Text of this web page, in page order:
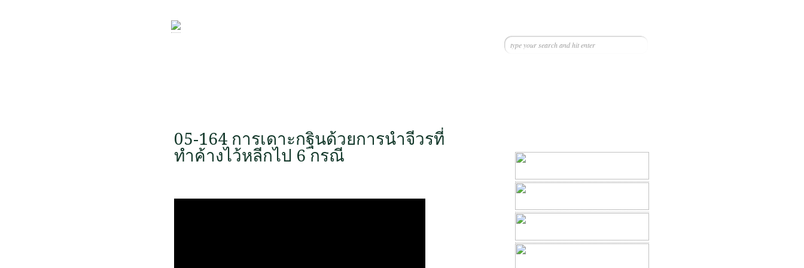
05-164 การเดาะกฐินด้วยการนำจีวรที่
ทำค้างไว้หลีกไป 6 กรณี